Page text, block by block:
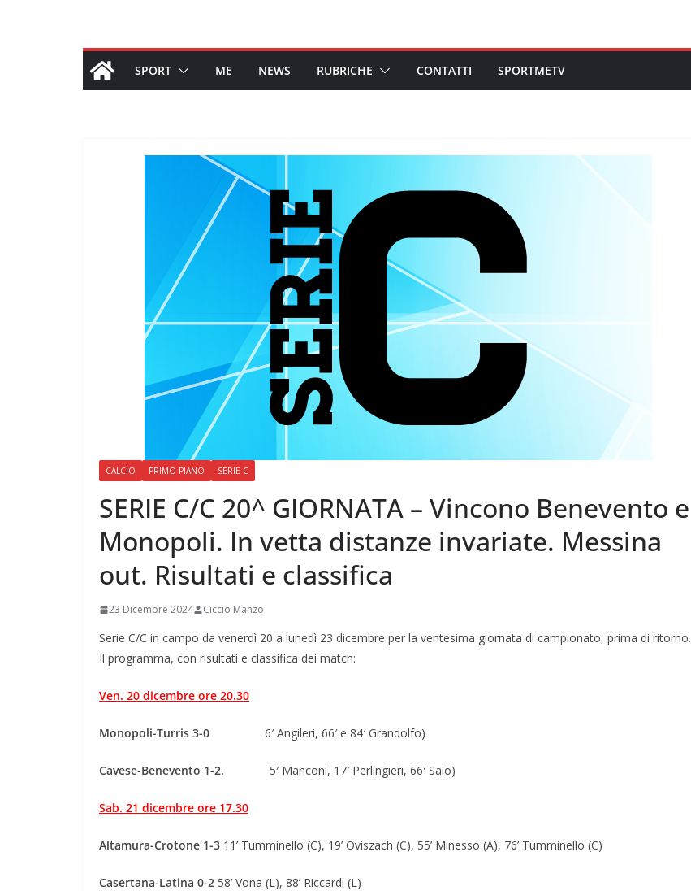
SPORT ME NEWS RUBRICHE CONTATTI SPORTMETV
CALCIO PRIMO PIANO SERIE C
SERIE C/C 20^ GIORNATA – Vincono Benevento e
Monopoli. In vetta distanze invariate. Messina
out. Risultati e classifica
23 Dicembre 2024 Ciccio Manzo
Serie C/C in campo da venerdì 20 a lunedì 23 dicembre per la ventesima giornata di campionato, prima di ritorno.
Il programma, con risultati e classifica dei match:
Ven. 20 dicembre ore 20.30
Monopoli-Turris 3-0 6′ Angileri, 66′ e 84′ Grandolfo)
Cavese-Benevento 1-2. 5′ Manconi, 17′ Perlingieri, 66′ Saio)
Sab. 21 dicembre ore 17.30
Altamura-Crotone 1-3 11’ Tumminello (C), 19’ Oviszach (C), 55’ Minesso (A), 76’ Tumminello (C)
Casertana-Latina 0-2 58’ Vona (L), 88’ Riccardi (L)